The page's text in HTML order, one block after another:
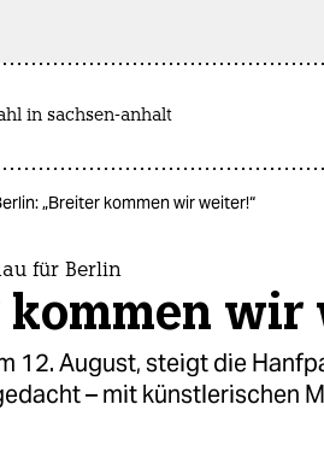
in sachsen-anhalt
„Breiter kommen wir weiter!“
für Berlin
kommen wir
12. August, steigt die
– mit künstlerischen